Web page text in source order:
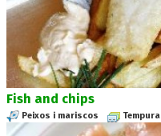
Fish and chips
Peixos i mariscos Tempura